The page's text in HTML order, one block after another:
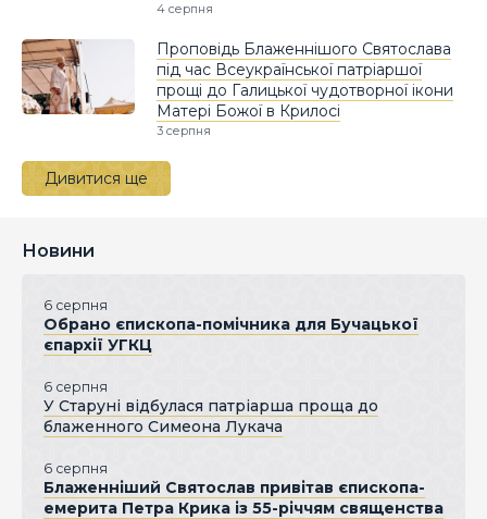
4 серпня
Проповідь Блаженнішого Святослава
під час Всеукраїнської патріаршої
прощі до Галицької чудотворної ікони
Матері Божої в Крилосі
3 серпня
Дивитися ще
Новини
6 серпня
Обрано єпископа-помічника для Бучацької
єпархії УГКЦ
6 серпня
У Старуні відбулася патріарша проща до
блаженного Симеона Лукача
6 серпня
Блаженніший Святослав привітав єпископа-
емерита Петра Крика із 55-річчям священства